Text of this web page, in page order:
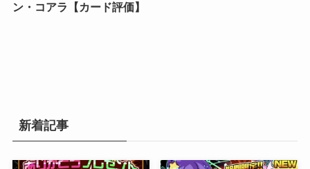
ン・コアラ【カード評価】
新着記事